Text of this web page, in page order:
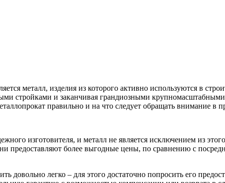
металл, изделия из которого активно используются в
стройками и заканчивая грандиозными
правильно и на что следует обращать внимание в
изготовителя, и металл не является исключением из
предоставляют более выгодные цены, по сравнению с
довольно легко – для этого достаточно попросить его